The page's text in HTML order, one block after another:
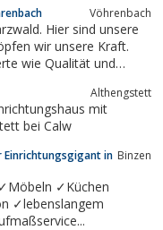
Vöhrenbach
Hier sind unsere
wie Qualität und
Althengstett
bei Calw
Einrichtungsgigant in Binzen
✓Küchen
✓lebenslangem